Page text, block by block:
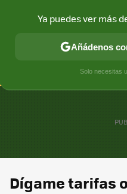
CONECTIVIDAD MÓVIL Y
Dígame tarifas
Ya puedes ver más
Añádenos
Solo necesitas